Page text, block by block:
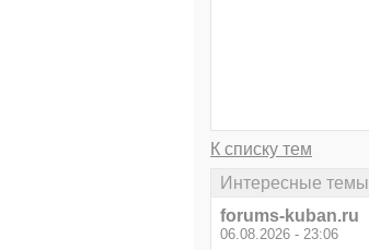
К списку тем
Интересные темы
forums-kuban.ru
06.08.2026 - 23:06